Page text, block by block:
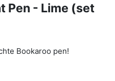
Pen - Lime (set
Bookaroo pen!